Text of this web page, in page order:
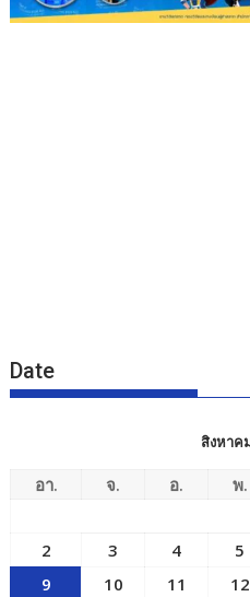
Date
สิงหาค
อา. จ. อ. พ.
2
3 4 5
9
10 11 12